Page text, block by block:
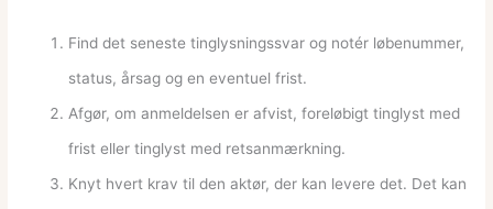
Find det seneste tinglysningssvar og notér løbenummer,
status, årsag og en eventuel frist.
Afgør, om anmeldelsen er afvist, foreløbigt tinglyst med
frist eller tinglyst med retsanmærkning.
Knyt hvert krav til den aktør, der kan levere det. Det kan